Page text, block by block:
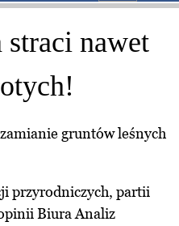
straci nawet
zamianie gruntów leśnych
przyrodniczych, partii
Biura Analiz